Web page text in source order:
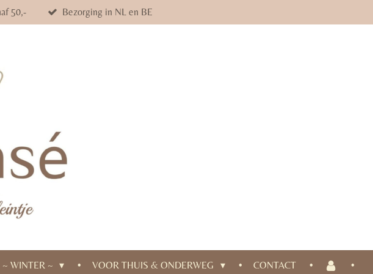
50,- Bezorging in NL en BE
~ WINTER ~ VOOR THUIS & ONDERWEG CONTACT